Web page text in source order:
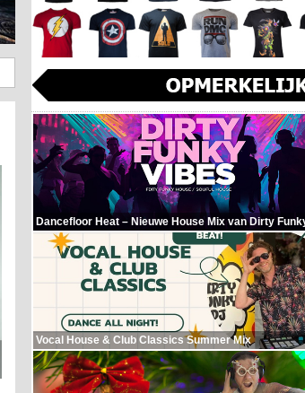
Dancefloor Heat – Nieuwe House Mix van Dirty
Vocal House & Club Classics Summer Mix